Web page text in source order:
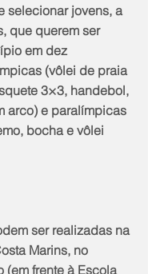
selecionar jovens, a
que querem ser
em dez
(vôlei de praia
3×3, handebol,
arco) e paralímpicas
bocha e vôlei
ser realizadas na
Marins, no
(em frente à Escola